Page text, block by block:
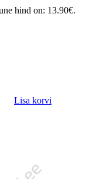
hind on: 13.90€.
Lisa korvi